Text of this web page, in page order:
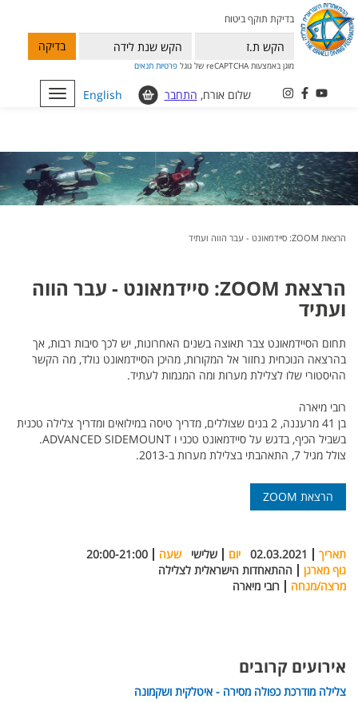
בדיקת תוקף ביטוח
בדיקה
מוגן באמצעות reCAPTCHA של גוגל פרטיות תנאים
Toggle
navigation
English שלום אורח, התחבר
הרצאת ZOOM: סיידמאונט - עבר הווה ועתיד
הרצאת ZOOM: סיידמאונט - עבר הווה
ועתיד
תחום הסיידמאונט צבר תאוצה בשנים האחרונות, יש לכך סיבות רבות, אך
בהרצאה הנוכחית נחזור אל המקורות, מהיכן הסיידמאונט נולד, מה הקשר
ההיסטורי שלו לצלילת מערות ומה המגמות לעתיד.
רובי מיארה
בן 41 מרעננה, 2 בנים שצוללים, מדריך טיסה במילואים ומדריך צלילה טכנית
בשביל הכיף, בדגש על סיידמאונט טכני ו ADVANCED SIDEMOUNT.
צולל מגיל 7, התאהבתי בצלילת מערות ב-2013.
הרצאת ZOOM
תאריך 02.03.2021 יום שלישי שעה
20:00-21:00
גוף מארגן
ההתאחדות הישראלית לצלילה
מרצה/מנחה
רובי מיארה
אירועים קרובים
צלילה מודרכת כפולה מסירה - איטלקית ושקמונה